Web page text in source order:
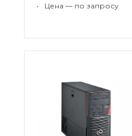
NVIDIA GRID. Рабочие
• Цена — по запросу